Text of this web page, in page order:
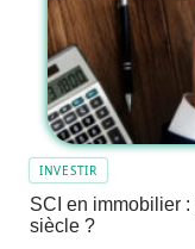
INVESTIR
SCI en immobilier :
siècle ?